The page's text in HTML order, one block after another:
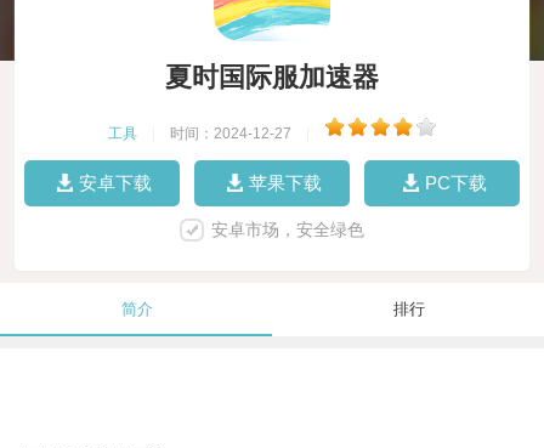
夏时国际服加速器
工具 时间：2024-12-27
安卓下载 苹果下载 PC下载
安卓市场，安全绿色
简介 排行